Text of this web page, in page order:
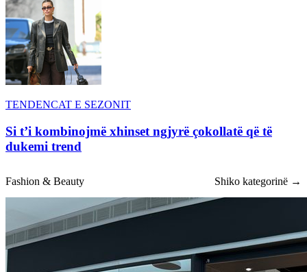
TENDENCAT E SEZONIT
Si t’i kombinojmë xhinset ngjyrë çokollatë që të
dukemi trend
Fashion & Beauty Shiko kategorinë →